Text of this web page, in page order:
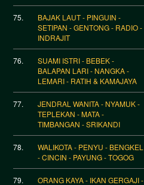
75.
BAJAK LAUT - PINGUIN -
SETIPAN - GENTONG - RADIO -
INDRAJIT
76.
SUAMI ISTRI - BEBEK -
BALAPAN LARI - NANGKA -
LEMARI - RATIH & KAMAJAYA
77.
JENDRAL WANITA - NYAMUK -
TEPLEKAN - MATA -
TIMBANGAN - SRIKANDI
78.
WALIKOTA - PENYU - BENGKEL
- CINCIN - PAYUNG - TOGOG
79.
ORANG KAYA - IKAN GERGAJI -